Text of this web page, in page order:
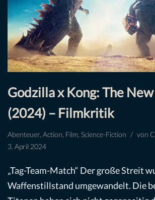
Godzilla x Kong: The
(2024) – Filmkritik
Abenteuer Action Film Science-Fiction von
3. April 2024
„Tag-Team-Match“ Der große Streit
Waffenstillstand umgewandelt. Die